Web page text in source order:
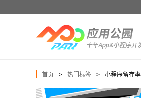
首页 > 热门标签 > 小程序留存率